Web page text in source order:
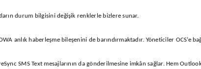
durum bilgisini değişik renklerle bizlere sunar.
anlık haberleşme bileşenini de barındırmaktadır. Yöneticiler OCS’e
SMS Text mesajlarının da gönderilmesine imkân sağlar. Hem